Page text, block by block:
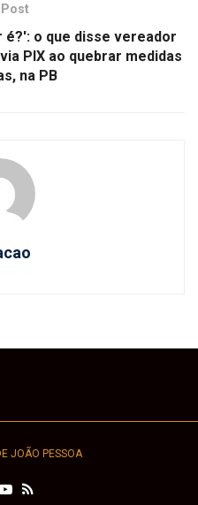
Post
é?': o que disse vereador
PIX ao quebrar medidas
na PB
JOÃO PESSOA